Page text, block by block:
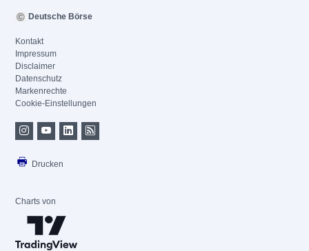
Deutsche Börse
Kontakt
Impressum
Disclaimer
Datenschutz
Markenrechte
Cookie-Einstellungen
Drucken
Charts von